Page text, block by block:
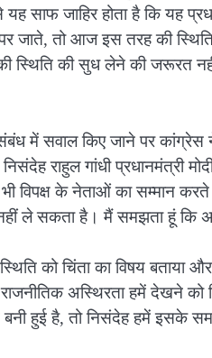
साफ जाहिर होता है कि यह
पर जाते, तो आज इस तरह की
की स्थिति की सुध लेने की जरूरत
में सवाल किए जाने पर
राहुल गांधी प्रधानमंत्री
विपक्ष के नेताओं का सम्मान करते
ले सकता है। मैं समझता हूं कि
को चिंता का विषय
अस्थिरता हमें देखने
हुई है, तो निसंदेह हमें इसके